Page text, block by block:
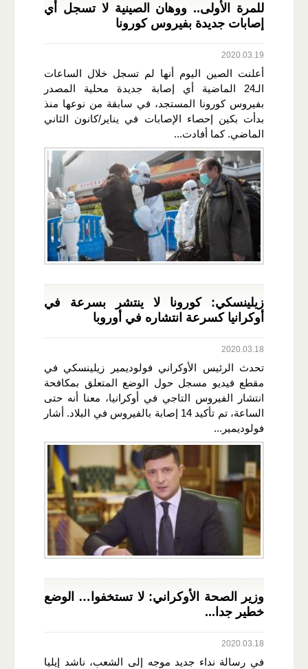
للمرة الأولى.. ووهان الصينية لا تسجل أي
إصابات جديدة بفيروس كورونا
2020.03.19
أعلنت الصين اليوم أنها لم تسجل خلال الساعات
الـ24 الماضية أي إصابة جديدة محلية المصدر
بفيروس كورونا المستجد، في سابقة من نوعها منذ
بدأت بكين إحصاء الإصابات في يناير/كانون الثاني
الماضي. كما أفادت...
زيلينسكي: كورونا لا ينتشر بسرعة في
أوكرانيا كسرعة انتشاره في أوروبا
2020.03.18
تحدث الرئيس الأوكراني فولوديمير زيلينسكي في
مقطع فيديو مسجل حول الوضع المتعلق بمكافحة
انتشار الفيروس التاجي في أوكرانيا، معنا أنه حتى
الساعة، تم تأكيد 14 إصابة بالفيروس في البلاد. أشار
فولوديمير...
وزير الصحة الأوكراني: لا تستخفوا… الوضع
خطير جدا...
2020.03.18
في رسالة نداء جديد موجه إلى الشعب، ناشد إيليا